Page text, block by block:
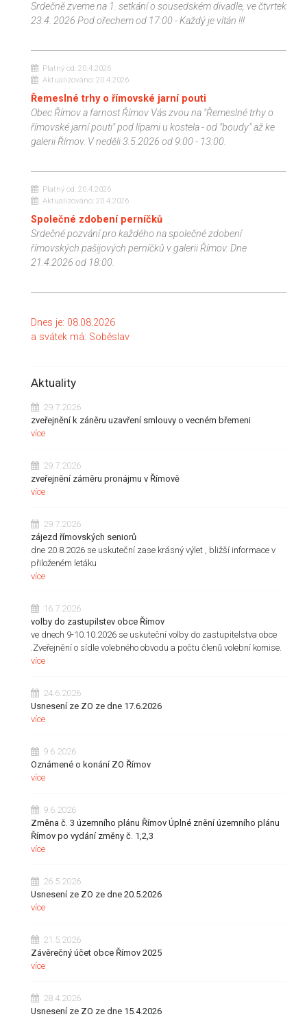
Srdečně zveme na 1. setkání o sousedském divadle, ve čtvrtek
23.4. 2026 Pod ořechem od 17:00 - Každý je vítán !!!
Platný od: 20.4.2026
Aktualizováno: 20.4.2026
Řemeslné trhy o římovské jarní pouti
Obec Římov a farnost Římov Vás zvou na "Řemeslné trhy o
římovské jarní pouti" pod lípami u kostela - od "boudy" až ke
galerii Římov. V neděli 3.5.2026 od 9:00 - 13:00.
Platný od: 20.4.2026
Aktualizováno: 20.4.2026
Společné zdobení perníčků
Srdečné pozvání pro každého na společné zdobení
římovských pašijových perníčků v galerii Římov. Dne
21.4.2026 od 18:00.
Dnes je: 08.08.2026
a svátek má: Soběslav
Aktuality
29.7.2026
zveřejnění k záněru uzavření smlouvy o vecném břemeni
více
29.7.2026
zveřejnění záměru pronájmu v Římově
více
29.7.2026
zájezd římovských seniorů
dne 20.8.2026 se uskuteční zase krásný výlet , bližší informace v
přiloženém letáku
více
16.7.2026
volby do zastupilstev obce Římov
ve dnech 9-10.10.2026 se uskuteční volby do zastupitelstva obce
.Zveřejnění o sídle volebného obvodu a počtu členů volební komise.
více
24.6.2026
Usnesení ze ZO ze dne 17.6.2026
více
9.6.2026
Oznámené o konání ZO Římov
více
9.6.2026
Změna č. 3 územního plánu Římov Úplné znění územního plánu
Římov po vydání změny č. 1,2,3
více
26.5.2026
Usnesení ze ZO ze dne 20.5.2026
více
21.5.2026
Závěrečný účet obce Římov 2025
více
28.4.2026
Usnesení ze ZO ze dne 15.4.2026